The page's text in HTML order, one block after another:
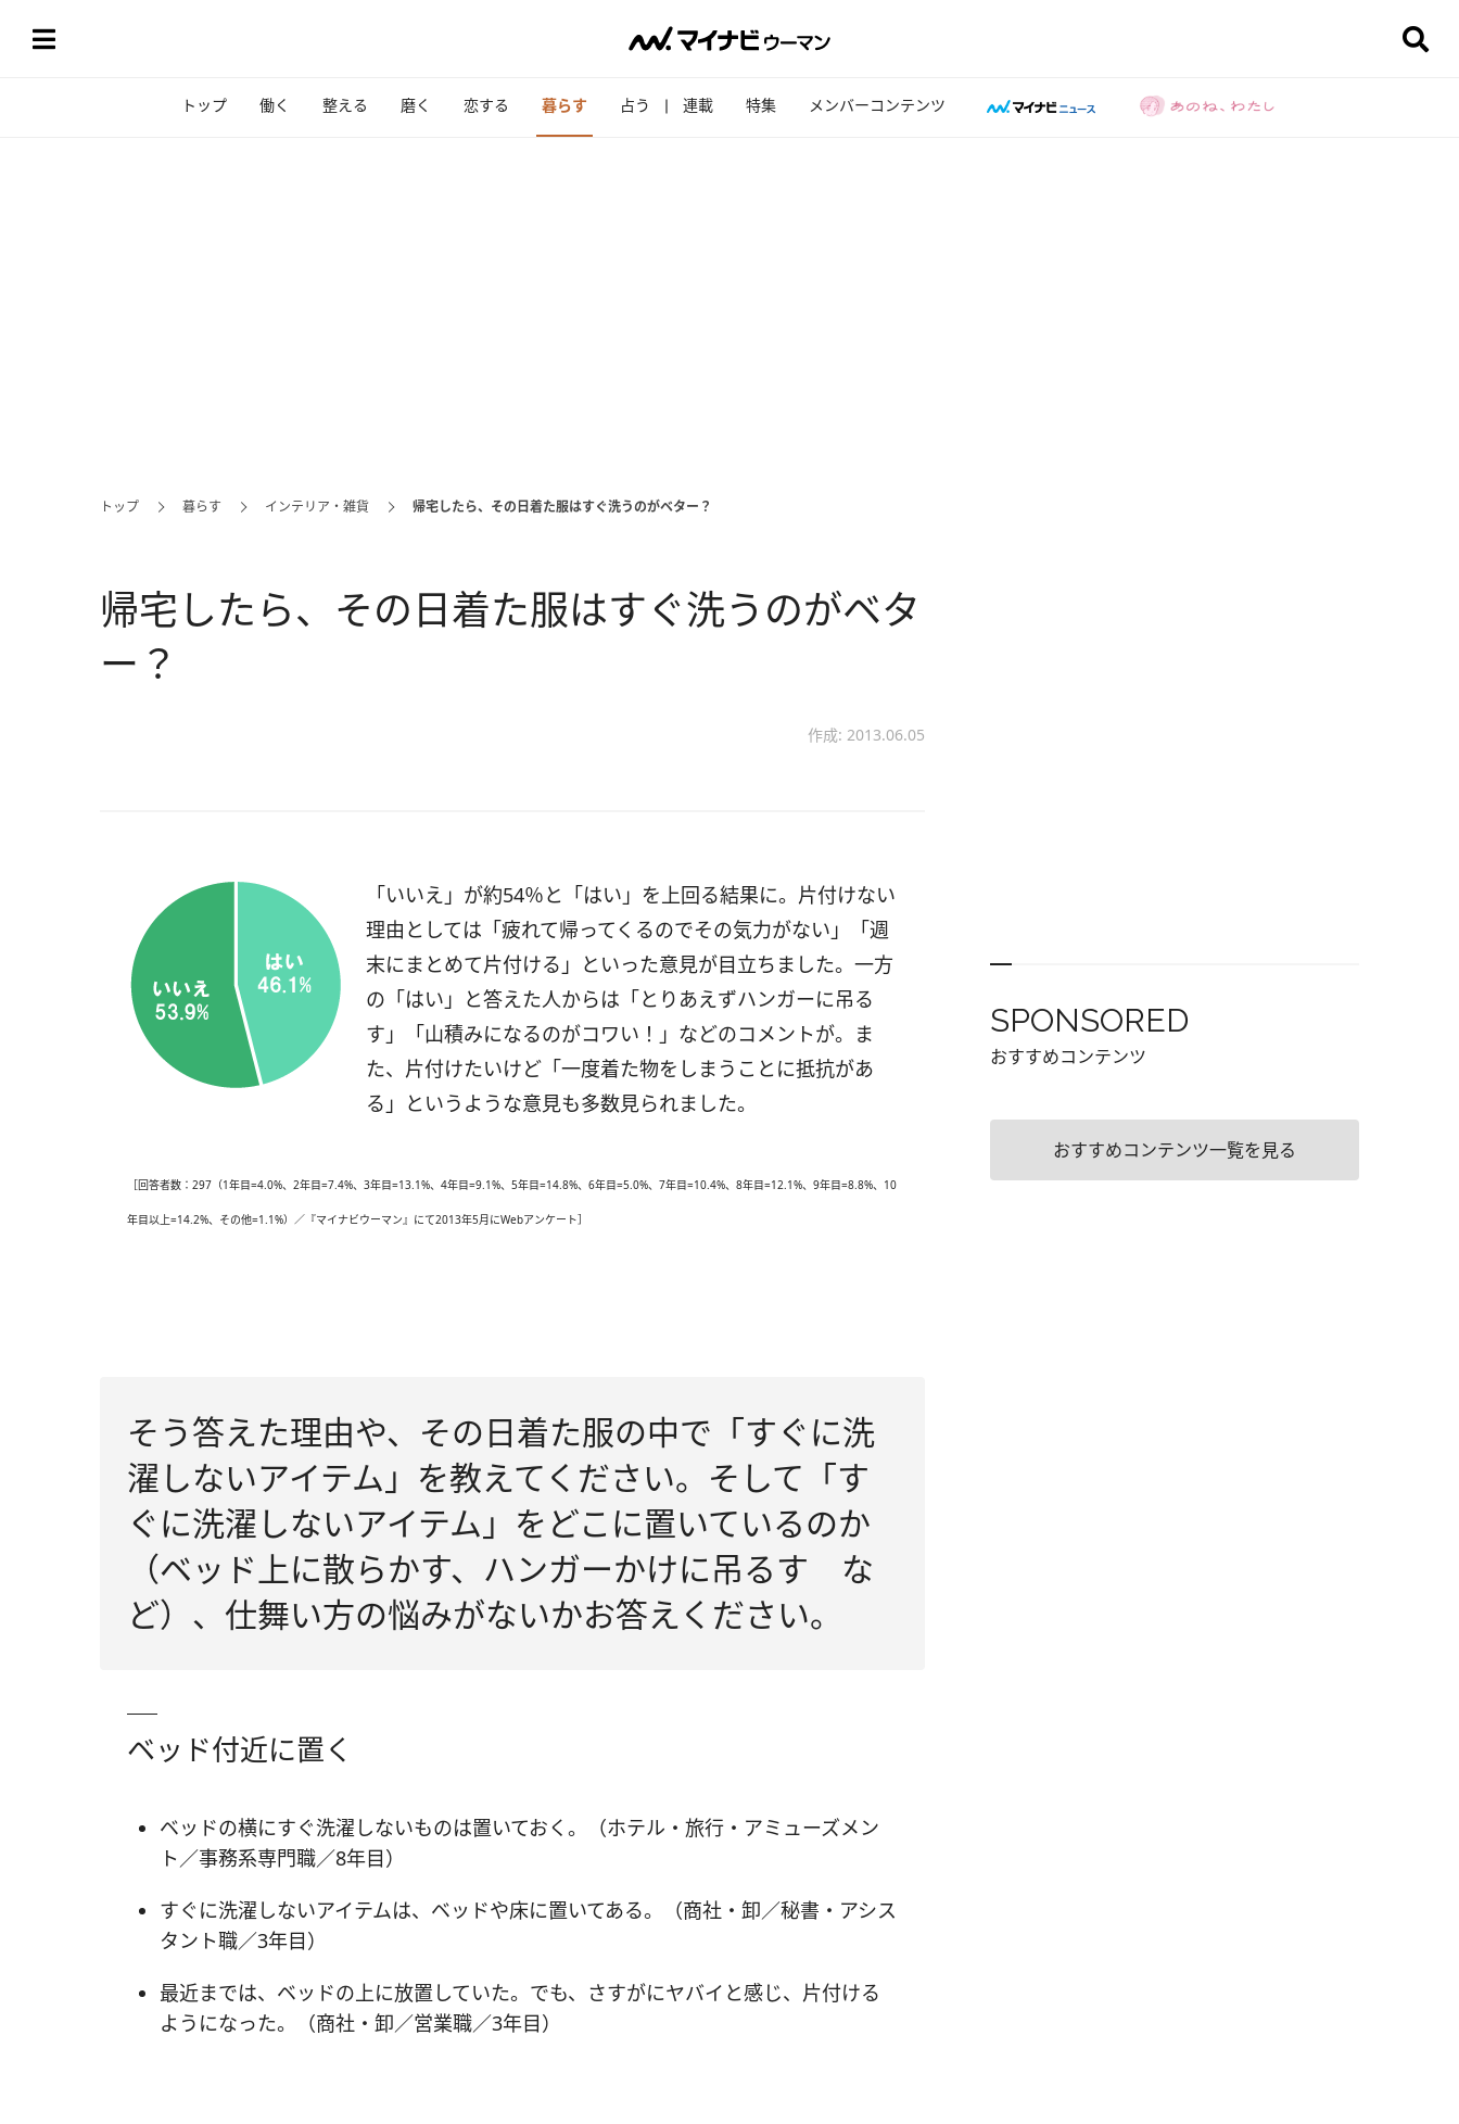
トップ 働く 整える 磨く 恋する 暮らす 占う 連載 特集 メンバーコンテンツ
トップ 暮らす インテリア・雑貨 帰宅したら、その日着た服はすぐ洗うのがベター？
帰宅したら、その日着た服はすぐ洗うのがベタ
ー？
作成: 2013.06.05
「いいえ」が約54％と「はい」を上回る結果に。片付けない
理由としては「疲れて帰ってくるのでその気力がない」「週
末にまとめて片付ける」といった意見が目立ちました。一方
の「はい」と答えた人からは「とりあえずハンガーに吊る
す」「山積みになるのがコワい！」などのコメントが。ま
た、片付けたいけど「一度着た物をしまうことに抵抗があ
る」というような意見も多数見られました。
［回答者数：297（1年目=4.0%、2年目=7.4%、3年目=13.1%、4年目=9.1%、5年目=14.8%、6年目=5.0%、7年目=10.4%、8年目=12.1%、9年目=8.8%、10
年目以上=14.2%、その他=1.1%）／『マイナビウーマン』にて2013年5月にWebアンケート］
そう答えた理由や、その日着た服の中で「すぐに洗
濯しないアイテム」を教えてください。そして「す
ぐに洗濯しないアイテム」をどこに置いているのか
（ベッド上に散らかす、ハンガーかけに吊るす な
ど）、仕舞い方の悩みがないかお答えください。
ベッド付近に置く
ベッドの横にすぐ洗濯しないものは置いておく。（ホテル・旅行・アミューズメン
ト／事務系専門職／8年目）
すぐに洗濯しないアイテムは、ベッドや床に置いてある。（商社・卸／秘書・アシス
タント職／3年目）
最近までは、ベッドの上に放置していた。でも、さすがにヤバイと感じ、片付ける
ようになった。（商社・卸／営業職／3年目）
SPONSORED
おすすめコンテンツ
おすすめコンテンツ一覧を見る